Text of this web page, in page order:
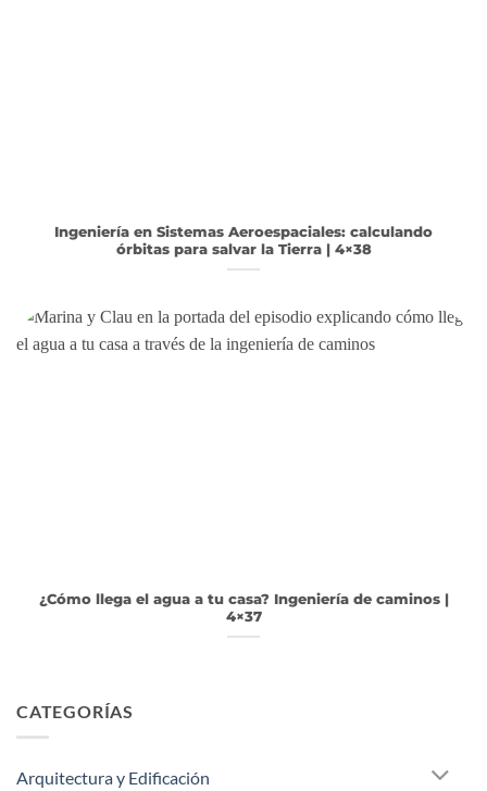
Ingeniería en Sistemas Aeroespaciales: calculando
órbitas para salvar la Tierra | 4×38
¿Cómo llega el agua a tu casa? Ingeniería de caminos |
4×37
CATEGORÍAS
Arquitectura y Edificación